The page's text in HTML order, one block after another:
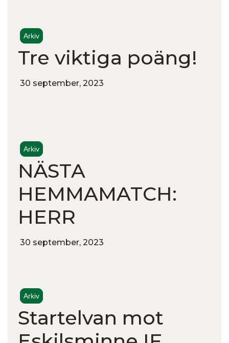
Arkiv
Tre viktiga poäng!
30 september, 2023
Arkiv
NÄSTA
HEMMAMATCH:
HERR
30 september, 2023
Arkiv
Startelvan mot